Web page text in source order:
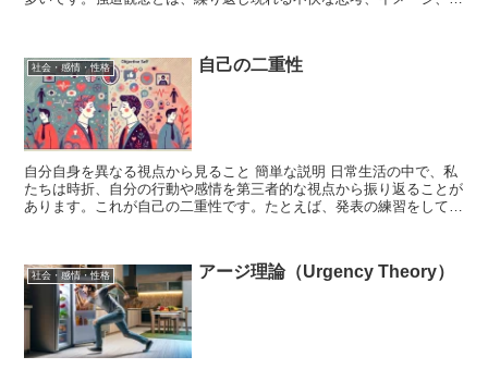
社会・感情・性格 自己の二重性
自分自身を異なる視点から見ること 簡単な説明 日常生活の中で、私
たちは時折、自分の行動や感情を第三者的な視点から振り返ることが
あります。これが自己の二重性です。たとえば、発表の練習をしてい
社会・感情・性格 アージ理論（Urgency Theory）